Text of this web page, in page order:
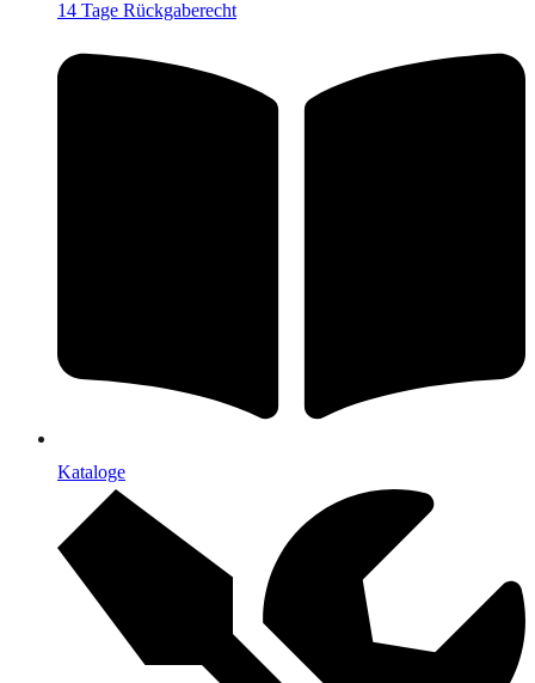
14 Tage Rückgaberecht
Kataloge